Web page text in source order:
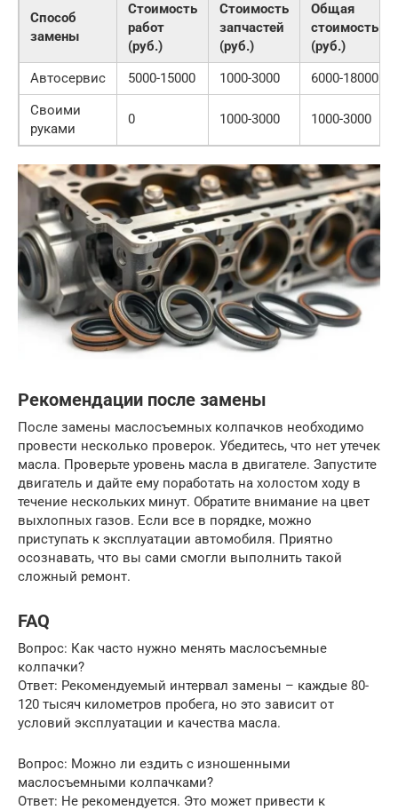
Способ
замены
Стоимость
работ
(руб.)
Стоимость
запчастей
(руб.)
Общая
стоимость
(руб.)
Автосервис
5000-15000 1000-3000
6000-18000
Своими
руками
0 1000-3000 1000-3000
Рекомендации после замены
После замены маслосъемных колпачков необходимо
провести несколько проверок. Убедитесь, что нет утечек
масла. Проверьте уровень масла в двигателе. Запустите
двигатель и дайте ему поработать на холостом ходу в
течение нескольких минут. Обратите внимание на цвет
выхлопных газов. Если все в порядке, можно
приступать к эксплуатации автомобиля. Приятно
осознавать, что вы сами смогли выполнить такой
сложный ремонт.
FAQ
Вопрос: Как часто нужно менять маслосъемные
колпачки?
Ответ: Рекомендуемый интервал замены – каждые 80-
120 тысяч километров пробега, но это зависит от
условий эксплуатации и качества масла.
Вопрос: Можно ли ездить с изношенными
маслосъемными колпачками?
Ответ: Не рекомендуется. Это может привести к